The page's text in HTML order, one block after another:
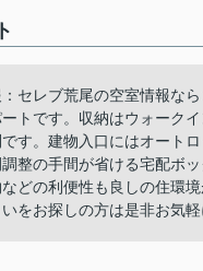
セレブ荒尾の空室情報な
トです。収納はウォーク
す。建物入口にはオート
整の手間が省ける宅配ボ
などの利便性も良しの住環
をお探しの方は是非お気軽